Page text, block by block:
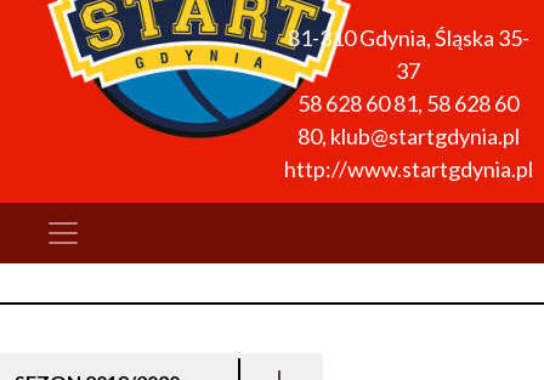
81-310 Gdynia,Śląska 35-
37
58 628 60 81, 58 628 60
80, klub@startgdynia.pl
http://www.startgdynia.pl